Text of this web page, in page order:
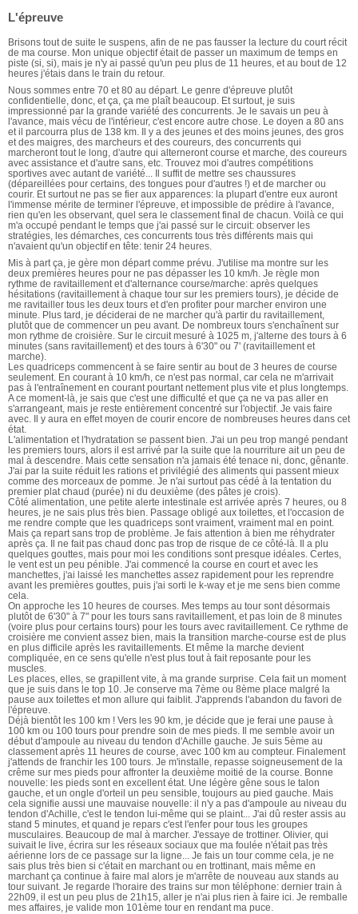
L'épreuve
Brisons tout de suite le suspens, afin de ne pas fausser la lecture du court récit
de ma course. Mon unique objectif était de passer un maximum de temps en
piste (si, si), mais je n'y ai passé qu'un peu plus de 11 heures, et au bout de 12
heures j'étais dans le train du retour.
Nous sommes entre 70 et 80 au départ. Le genre d'épreuve plutôt
confidentielle, donc, et ça, ça me plaît beaucoup. Et surtout, je suis
impressionné par la grande variété des concurrents. Je le savais un peu à
l'avance, mais vécu de l'intérieur, c'est encore autre chose. Le doyen a 80 ans
et il parcourra plus de 138 km. Il y a des jeunes et des moins jeunes, des gros
et des maigres, des marcheurs et des coureurs, des concurrents qui
marcheront tout le long, d'autre qui alterneront course et marche, des coureurs
avec assistance et d'autre sans, etc. Trouvez moi d'autres compétitions
sportives avec autant de variété... Il suffit de mettre ses chaussures
(dépareillées pour certains, des tongues pour d'autres !) et de marcher ou
courir. Et surtout ne pas se fier aux apparences: la plupart d'entre eux auront
l'immense mérite de terminer l'épreuve, et impossible de prédire à l'avance,
rien qu'en les observant, quel sera le classement final de chacun. Voilà ce qui
m'a occupé pendant le temps que j'ai passé sur le circuit: observer les
stratégies, les démarches, ces concurrents tous très différents mais qui
n'avaient qu'un objectif en tête: tenir 24 heures.
Mis à part ça, je gère mon départ comme prévu. J'utilise ma montre sur les
deux premières heures pour ne pas dépasser les 10 km/h. Je règle mon
rythme de ravitaillement et d'alternance course/marche: après quelques
hésitations (ravitaillement à chaque tour sur les premiers tours), je décide de
me ravitailler tous les deux tours et d'en profiter pour marcher environ une
minute. Plus tard, je déciderai de ne marcher qu'à partir du ravitaillement,
plutôt que de commencer un peu avant. De nombreux tours s'enchaînent sur
mon rythme de croisière. Sur le circuit mesuré à 1025 m, j'alterne des tours à 6
minutes (sans ravitaillement) et des tours à 6'30" ou 7' (ravitaillement et
marche).
Les quadriceps commencent à se faire sentir au bout de 3 heures de course
seulement. En courant à 10 km/h, ce n'est pas normal, car cela ne m'arrivait
pas à l'entraînement en courant pourtant nettement plus vite et plus longtemps.
A ce moment-là, je sais que c'est une difficulté et que ça ne va pas aller en
s'arrangeant, mais je reste entièrement concentré sur l'objectif. Je vais faire
avec. Il y aura en effet moyen de courir encore de nombreuses heures dans cet
état.
L'alimentation et l'hydratation se passent bien. J'ai un peu trop mangé pendant
les premiers tours, alors il est arrivé par la suite que la nourriture ait un peu de
mal à descendre. Mais cette sensation n'a jamais été tenace ni, donc, gênante.
J'ai par la suite réduit les rations et privilégié des aliments qui passent mieux
comme des morceaux de pomme. Je n'ai surtout pas cédé à la tentation du
premier plat chaud (purée) ni du deuxième (des pâtes je crois).
Côté alimentation, une petite alerte intestinale est arrivée après 7 heures, ou 8
heures, je ne sais plus très bien. Passage obligé aux toilettes, et l'occasion de
me rendre compte que les quadriceps sont vraiment, vraiment mal en point.
Mais ça repart sans trop de problème. Je fais attention à bien me réhydrater
après ça. Il ne fait pas chaud donc pas trop de risque de ce côté-là. Il a plu
quelques gouttes, mais pour moi les conditions sont presque idéales. Certes,
le vent est un peu pénible. J'ai commencé la course en court et avec les
manchettes, j'ai laissé les manchettes assez rapidement pour les reprendre
avant les premières gouttes, puis j'ai sorti le k-way et je me sens bien comme
cela.
On approche les 10 heures de courses. Mes temps au tour sont désormais
plutôt de 6'30" à 7" pour les tours sans ravitaillement, et pas loin de 8 minutes
(voire plus pour certains tours) pour les tours avec ravitaillement. Ce rythme de
croisière me convient assez bien, mais la transition marche-course est de plus
en plus difficile après les ravitaillements. Et même la marche devient
compliquée, en ce sens qu'elle n'est plus tout à fait reposante pour les
muscles.
Les places, elles, se grapillent vite, à ma grande surprise. Cela fait un moment
que je suis dans le top 10. Je conserve ma 7ème ou 8ème place malgré la
pause aux toilettes et mon allure qui faiblit. J'apprends l'abandon du favori de
l'épreuve.
Déjà bientôt les 100 km ! Vers les 90 km, je décide que je ferai une pause à
100 km ou 100 tours pour prendre soin de mes pieds. Il me semble avoir un
début d'ampoule au niveau du tendon d'Achille gauche. Je suis 5ème au
classement après 11 heures de course, avec 100 km au compteur. Finalement
j'attends de franchir les 100 tours. Je m'installe, repasse soigneusement de la
crême sur mes pieds pour affronter la deuxième moitié de la course. Bonne
nouvelle: les pieds sont en excellent état. Une légère gêne sous le talon
gauche, et un ongle d'orteil un peu sensible, toujours au pied gauche. Mais
cela signifie aussi une mauvaise nouvelle: il n'y a pas d'ampoule au niveau du
tendon d'Achille, c'est le tendon lui-même qui se plaint... J'ai dû rester assis au
stand 5 minutes, et quand je repars c'est l'enfer pour tous les groupes
musculaires. Beaucoup de mal à marcher. J'essaye de trottiner. Olivier, qui
suivait le live, écrira sur les réseaux sociaux que ma foulée n'était pas très
aérienne lors de ce passage sur la ligne... Je fais un tour comme cela, je ne
sais plus très bien si c'était en marchant ou en trottinant, mais même en
marchant ça continue à faire mal alors je m'arrête de nouveau aux stands au
tour suivant. Je regarde l'horaire des trains sur mon téléphone: dernier train à
22h09, il est un peu plus de 21h15, aller je n'ai plus rien à faire ici. Je remballe
mes affaires, je valide mon 101ème tour en rendant ma puce.